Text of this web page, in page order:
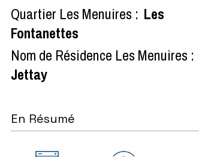
Quartier Les Menuires : Les
Fontanettes
Nom de Résidence Les Menuires :
Jettay
En Résumé